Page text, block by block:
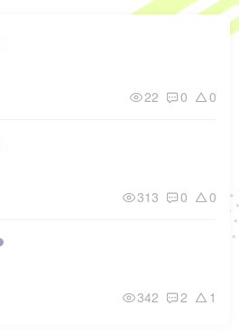
22 0 0
313 0 0
342 2 1